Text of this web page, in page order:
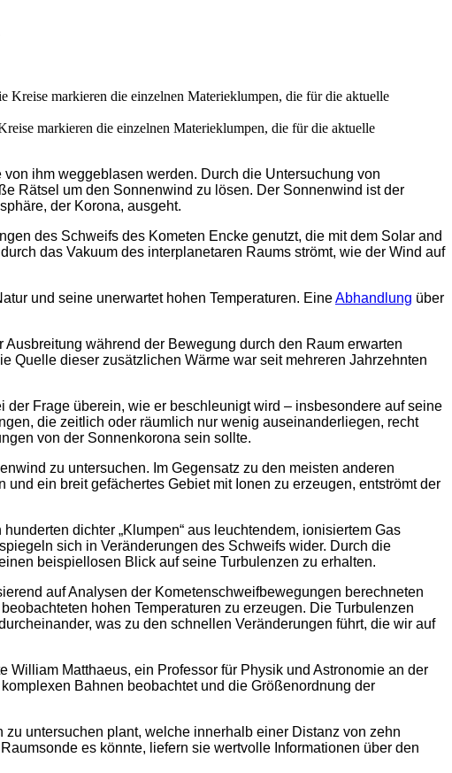
markieren die einzelnen Materieklumpen, die für die aktuelle
ihm weggeblasen werden. Durch die Untersuchung von
Rätsel um den Sonnenwind zu lösen. Der Sonnenwind ist der
der Korona, ausgeht.
des Schweifs des Kometen Encke genutzt, die mit dem Solar and
das Vakuum des interplanetaren Raums strömt, wie der Wind auf
und seine unerwartet hohen Temperaturen. EineAbhandlung über
während der Bewegung durch den Raum erwarten
Quelle dieser zusätzlichen Wärme war seit mehreren Jahrzehnten
Frage überein, wie er beschleunigt wird – insbesondere auf seine
die zeitlich oder räumlich nur wenig auseinanderliegen, recht
von der Sonnenkorona sein sollte.
zu untersuchen. Im Gegensatz zu den meisten anderen
ein breit gefächertes Gebiet mit Ionen zu erzeugen, entströmt der
dichter „Klumpen“ aus leuchtendem, ionisiertem Gas
sich in Veränderungen des Schweifs wider. Durch die
beispiellosen Blick auf seine Turbulenzen zu erhalten.
auf Analysen der Kometenschweifbewegungen berechneten
hohen Temperaturen zu erzeugen. Die Turbulenzen
was zu den schnellen Veränderungen führt, die wir auf
William Matthaeus, ein Professor für Physik und Astronomie an der
Bahnen beobachtet und die Größenordnung der
untersuchen plant, welche innerhalb einer Distanz von zehn
es könnte, liefern sie wertvolle Informationen über den